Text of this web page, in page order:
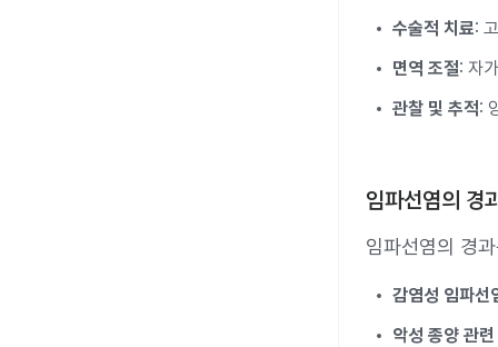
수술적 치료:
면역 조절: 자
관찰 및 추적:
임파선염의 경
임파선염의 경
감염성 임파선
악성 종양 관